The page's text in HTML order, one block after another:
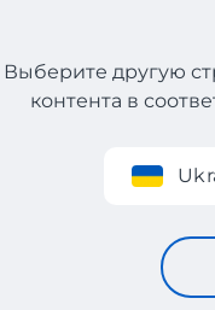
Регистрация
Выберите другую
контента в
Обновленный